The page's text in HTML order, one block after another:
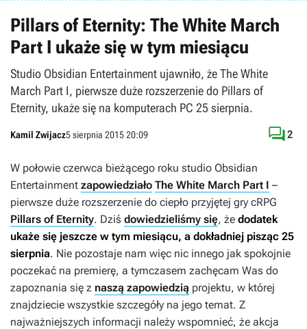
Pillars of Eternity: The White March
Part I ukaże się w tym miesiącu
Studio Obsidian Entertainment ujawniło, że The White
March Part I, pierwsze duże rozszerzenie do Pillars of
Eternity, ukaże się na komputerach PC 25 sierpnia.
Kamil Zwijacz5 sierpnia 2015 20:09 2
W połowie czerwca bieżącego roku studio Obsidian
Entertainment zapowiedziało The White March Part I –
pierwsze duże rozszerzenie do ciepło przyjętej gry cRPG
Pillars of Eternity. Dziś dowiedzieliśmy się, że dodatek
ukaże się jeszcze w tym miesiącu, a dokładniej pisząc 25
sierpnia. Nie pozostaje nam więc nic innego jak spokojnie
poczekać na premierę, a tymczasem zachęcam Was do
zapoznania się z naszą zapowiedzią projektu, w której
znajdziecie wszystkie szczegóły na jego temat. Z
najważniejszych informacji należy wspomnieć, że akcja